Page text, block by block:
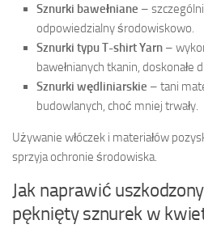
Sznurki bawełniane –
odpowiedzialny środowiskowo.
Sznurki typu T-shirt Yarn –
bawełnianych tkanin,
Sznurki wędliniarskie – tani
budowlanych, choć mniej trwały.
Używanie włóczek i materiałów
sprzyja ochronie środowiska.
Jak naprawić
pęknięty sznurek w